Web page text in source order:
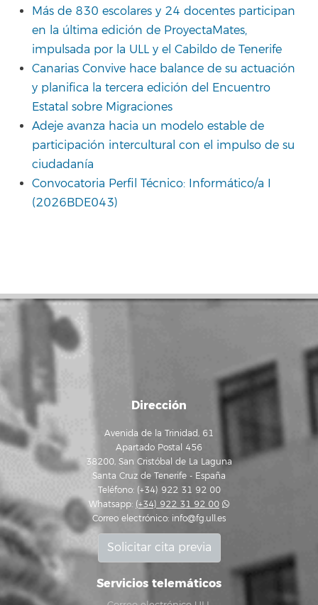
Más de 830 escolares y 24 docentes participan
en la última edición de ProyectaMates,
impulsada por la ULL y el Cabildo de Tenerife
Canarias Convive hace balance de su actuación
y planifica la tercera edición del Encuentro
Estatal sobre Migraciones
Adeje avanza hacia un modelo estable de
participación intercultural con el impulso de su
ciudadanía
Convocatoria Perfil Técnico: Informático/a I
(2026BDE043)
Dirección
Avenida de la Trinidad, 61
Apartado Postal 456
38200, San Cristóbal de La Laguna
Santa Cruz de Tenerife - España
Teléfono: (+34) 922 31 92 00
Whatsapp: (+34) 922 31 92 00
Correo electrónico: info@fg.ull.es
Solicitar cita previa
Servicios telemáticos